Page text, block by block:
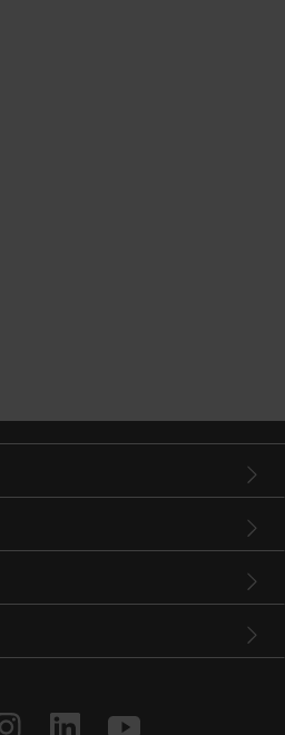
instagramlinkedinyoutube